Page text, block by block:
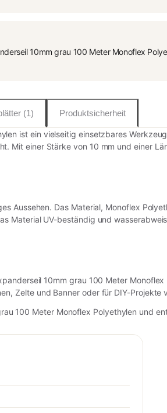
10mm grau 100 Meter Monoflex
(1) Produktsicherheit
ist ein vielseitig einsetzbares
Mit einer Stärke von 10 mm und einer
Aussehen. Das Material, Monoflex
Material UV-beständig und
10mm grau 100 Meter
Zelte und Banner oder für DIY-
100 Meter Monoflex Polyethylen und